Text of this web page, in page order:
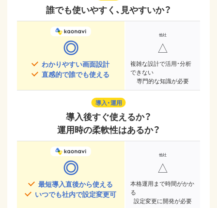
誰でも使いやすく、見やすいか？
◎
わかりやすい画面設計
直感的で誰でも使える
△
複雑な設計で活用・分析
できない
専門的な知識が必要
導入・運用
導入後すぐ使えるか？
運用時の柔軟性はあるか？
◎
最短導入直後から使える
いつでも社内で設定変更可
△
本格運用まで時間がかか
る
設定変更に開発が必要